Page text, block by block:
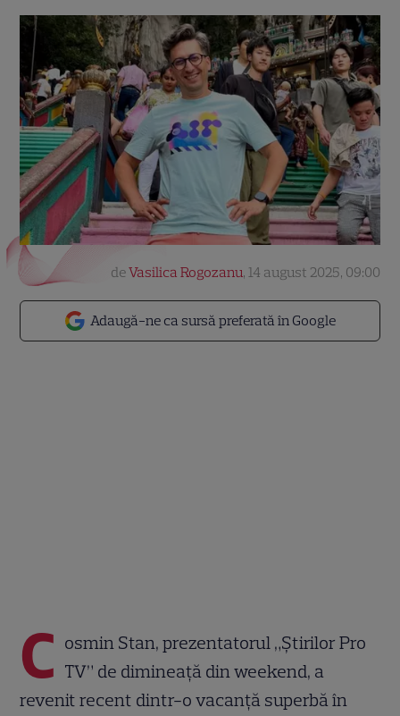
Adaugă-ne ca sursă preferată în Google
deVasilica Rogozanu, 14 august 2025, 09:00
C osmin Stan, prezentatorul „Știrilor Pro
TV” de dimineață din weekend, a
revenit recent dintr-o vacanță superbă în